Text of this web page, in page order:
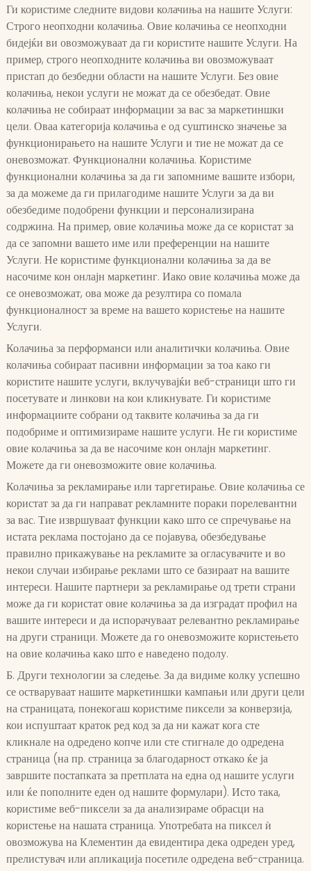
Ги користиме следните видови колачиња на нашите Услуги:
Строго неопходни колачиња. Овие колачиња се неопходни
бидејќи ви овозможуваат да ги користите нашите Услуги. На
пример, строго неопходните колачиња ви овозможуваат
пристап до безбедни области на нашите Услуги. Без овие
колачиња, некои услуги не можат да се обезбедат. Овие
колачиња не собираат информации за вас за маркетиншки
цели. Оваа категорија колачиња е од суштинско значење за
функционирањето на нашите Услуги и тие не можат да се
оневозможат. Функционални колачиња. Користиме
функционални колачиња за да ги запомниме вашите избори,
за да можеме да ги прилагодиме нашите Услуги за да ви
обезбедиме подобрени функции и персонализирана
содржина. На пример, овие колачиња може да се користат за
да се запомни вашето име или преференции на нашите
Услуги. Не користиме функционални колачиња за да ве
насочиме кон онлајн маркетинг. Иако овие колачиња може да
се оневозможат, ова може да резултира со помала
функционалност за време на вашето користење на нашите
Услуги.
Колачиња за перформанси или аналитички колачиња. Овие
колачиња собираат пасивни информации за тоа како ги
користите нашите услуги, вклучувајќи веб-страници што ги
посетувате и линкови на кои кликнувате. Ги користиме
информациите собрани од таквите колачиња за да ги
подобриме и оптимизираме нашите услуги. Не ги користиме
овие колачиња за да ве насочиме кон онлајн маркетинг.
Можете да ги оневозможите овие колачиња.
Колачиња за рекламирање или таргетирање. Овие колачиња се
користат за да ги направат рекламните пораки порелевантни
за вас. Тие извршуваат функции како што се спречување на
истата реклама постојано да се појавува, обезбедување
правилно прикажување на рекламите за огласувачите и во
некои случаи избирање реклами што се базираат на вашите
интереси. Нашите партнери за рекламирање од трети страни
може да ги користат овие колачиња за да изградат профил на
вашите интереси и да испорачуваат релевантно рекламирање
на други страници. Можете да го оневозможите користењето
на овие колачиња како што е наведено подолу.
Б. Други технологии за следење. За да видиме колку успешно
се остваруваат нашите маркетиншки кампањи или други цели
на страницата, понекогаш користиме пиксели за конверзија,
кои испуштаат краток ред код за да ни кажат кога сте
кликнале на одредено копче или сте стигнале до одредена
страница (на пр. страница за благодарност откако ќе ја
завршите постапката за претплата на една од нашите услуги
или ќе пополните еден од нашите формулари). Исто така,
користиме веб-пиксели за да анализираме обрасци на
користење на нашата страница. Употребата на пиксел ѝ
овозможува на Клементин да евидентира дека одреден уред,
прелистувач или апликација посетиле одредена веб-страница.